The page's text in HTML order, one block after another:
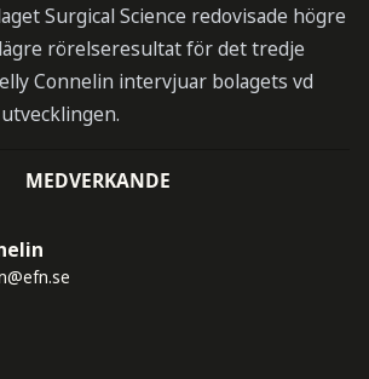
Surgical Science redovisade högre
rörelseresultat för det tredje
Connelin intervjuar bolagets vd
MEDVERKANDE